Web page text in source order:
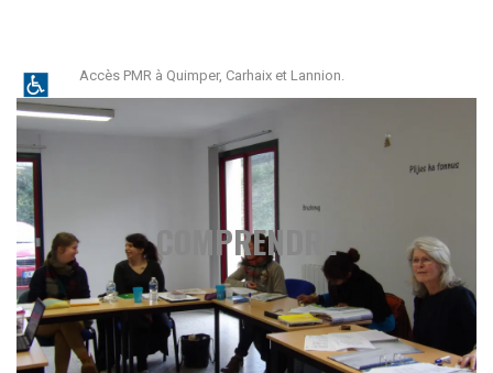
Accès PMR à Quimper, Carhaix et Lannion.
COMPRENDRE
COMPRENDRE
Écoute documents audio
Acquisition de vocabulaire
Étude de textes